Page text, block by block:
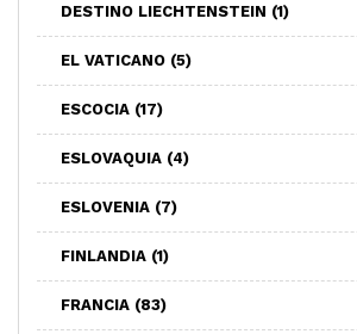
DESTINO LIECHTENSTEIN (1)
EL VATICANO (5)
ESCOCIA (17)
ESLOVAQUIA (4)
ESLOVENIA (7)
FINLANDIA (1)
FRANCIA (83)